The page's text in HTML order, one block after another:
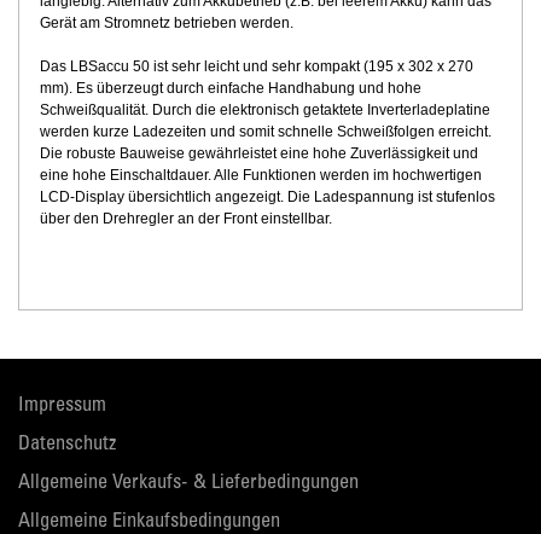
Gerät am Stromnetz betrieben werden.
Das LBSaccu 50 ist sehr leicht und sehr kompakt (195 x 302 x 270
mm). Es überzeugt durch einfache Handhabung und hohe
Schweißqualität. Durch die elektronisch getaktete Inverterladeplatine
werden kurze Ladezeiten und somit schnelle Schweißfolgen erreicht.
Die robuste Bauweise gewährleistet eine hohe Zuverlässigkeit und
eine hohe Einschaltdauer. Alle Funktionen werden im hochwertigen
LCD-Display übersichtlich angezeigt. Die Ladespannung ist stufenlos
über den Drehregler an der Front einstellbar.
Impressum
Datenschutz
Allgemeine Verkaufs- & Lieferbedingungen
Allgemeine Einkaufsbedingungen